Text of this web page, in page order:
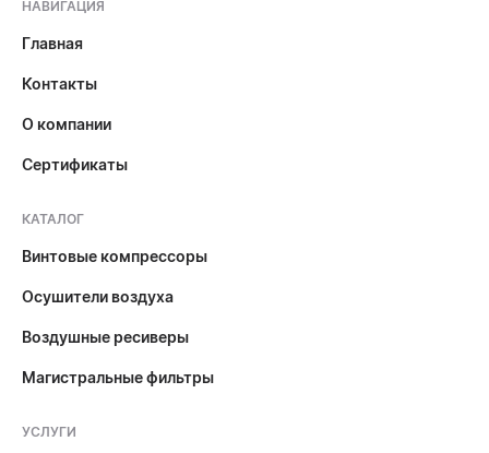
НАВИГАЦИЯ
Главная
Контакты
О компании
Сертификаты
КАТАЛОГ
Винтовые компрессоры
Осушители воздуха
Воздушные ресиверы
Магистральные фильтры
УСЛУГИ